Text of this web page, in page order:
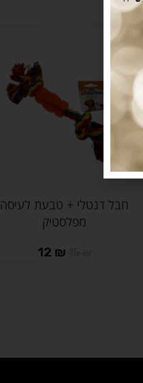
-20%
הוספה לסל
חבל דנטלי + טבעת לעיסה
מפלסטיק
12 ₪